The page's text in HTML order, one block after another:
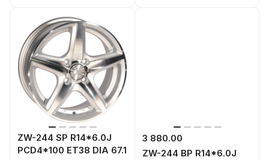
ZW-244 SP R14*6.0J
PCD4*100 ET38 DIA 67.1
3 880.00
ZW-244 BP R14*6.0J